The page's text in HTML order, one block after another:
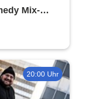
Mix-
Abeku
20:00 Uhr